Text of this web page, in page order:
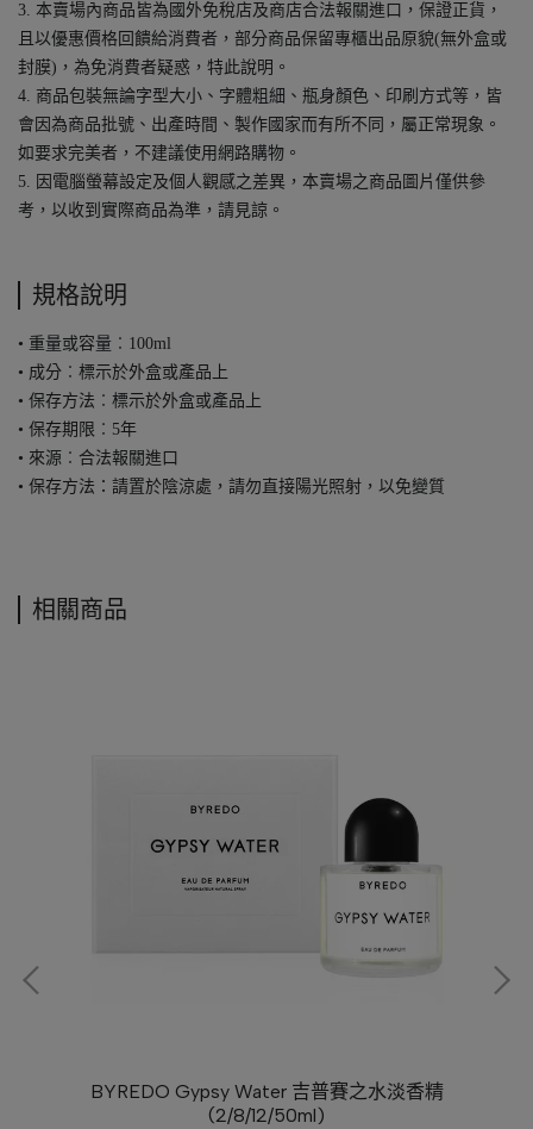
3. 本賣場內商品皆為國外免稅店及商店合法報關進口，保證正貨，
且以優惠價格回饋給消費者，部分商品保留專櫃出品原貌(無外盒或
封膜)，為免消費者疑惑，特此說明。
4. 商品包裝無論字型大小、字體粗細、瓶身顏色、印刷方式等，皆
會因為商品批號、出產時間、製作國家而有所不同，屬正常現象。
如要求完美者，不建議使用網路購物。
5. 因電腦螢幕設定及個人觀感之差異，本賣場之商品圖片僅供參
考，以收到實際商品為準，請見諒。
規格說明
• 重量或容量︰100ml
• 成分︰標示於外盒或產品上
• 保存方法︰標示於外盒或產品上
• 保存期限︰5年
• 來源︰合法報關進口
• 保存方法：請置於陰涼處，請勿直接陽光照射，以免變質
相關商品
BYREDO Gypsy Water 吉普賽之水淡香精
(2/8/12/50ml)